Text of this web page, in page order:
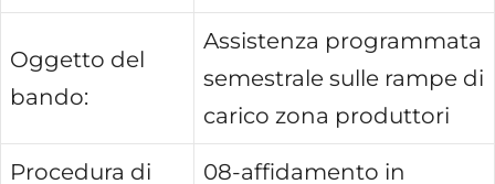
Oggetto del
bando:
Assistenza programmata
semestrale sulle rampe di
carico zona produttori
Procedura di
08-affidamento in